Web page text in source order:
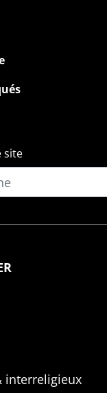
site
interreligieux